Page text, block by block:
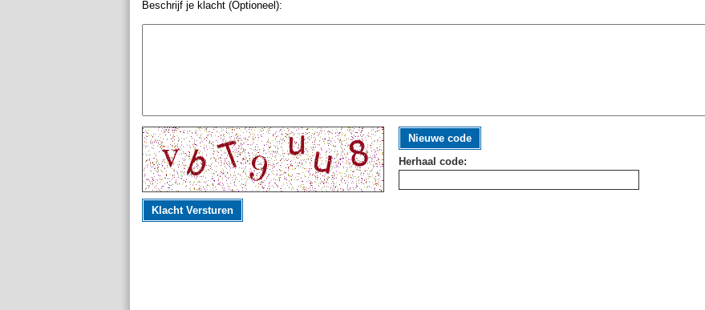
Beschrijf je klacht (Optioneel):
Nieuwe code
Herhaal code:
Klacht Versturen